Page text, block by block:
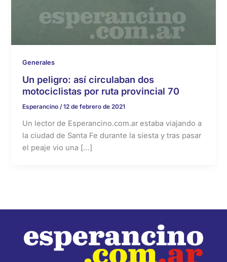
Generales
Un peligro: así circulaban dos
motociclistas por ruta provincial 70
Esperancino/12 de febrero de 2021
Un lector de Esperancino.com.ar estaba viajando a
la ciudad de Santa Fe durante la siesta y tras pasar
el peaje vio una […]